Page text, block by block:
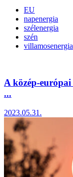
EU
napenergia
szélenergia
szén
villamosenergia
A közép-
...
2023.05.31.